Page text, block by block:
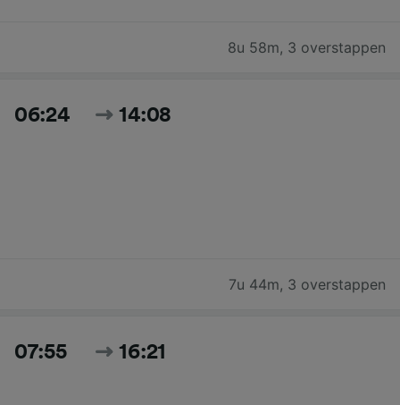
8u 58m, 3 overstappen
06:24 14:08
7u 44m, 3 overstappen
07:55 16:21